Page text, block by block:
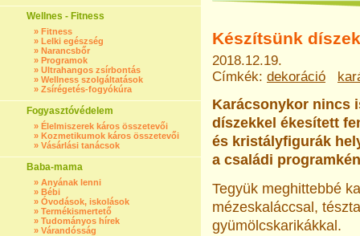
Wellnes - Fitness
» Fitness
» Lelki egészség
» Narancsbőr
» Programok
» Ultrahangos zsírbontás
» Wellness szolgáltatások
» Zsírégetés-fogyókúra
Fogyasztóvédelem
» Élelmiszerek káros összetevői
» Kozmetikumok káros összetevői
» Vásárlási tanácsok
Baba-mama
» Anyának lenni
» Bébi
» Óvodások, iskolások
» Termékismertető
» Tudományos hírek
» Várandósság
Készítsünk
2018.12.19.
Címkék: dekoráció
Karácsonykor nincs
díszekkel ékesített
és kristályfigurák
a családi
Tegyük meghittebbé
mézeskaláccsal,
gyümölcskarikákkal.